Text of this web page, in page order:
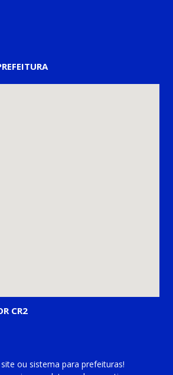
CR2
ou sistema para prefeituras!